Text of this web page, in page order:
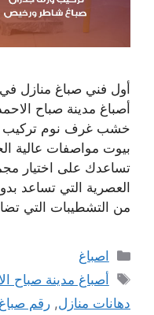
أول فني صباغ منازل في
أصباغ مدينة صباح
خشب غرف نوم تركيب
بيوت مواصفات عالية
تساعدك على اختيار
العصرية التي تساعد
من التشطيبات التي
التصنيفات
اصباغ
الوسوم
أصباغ مدينة صباح
دهانات منازل, رقم